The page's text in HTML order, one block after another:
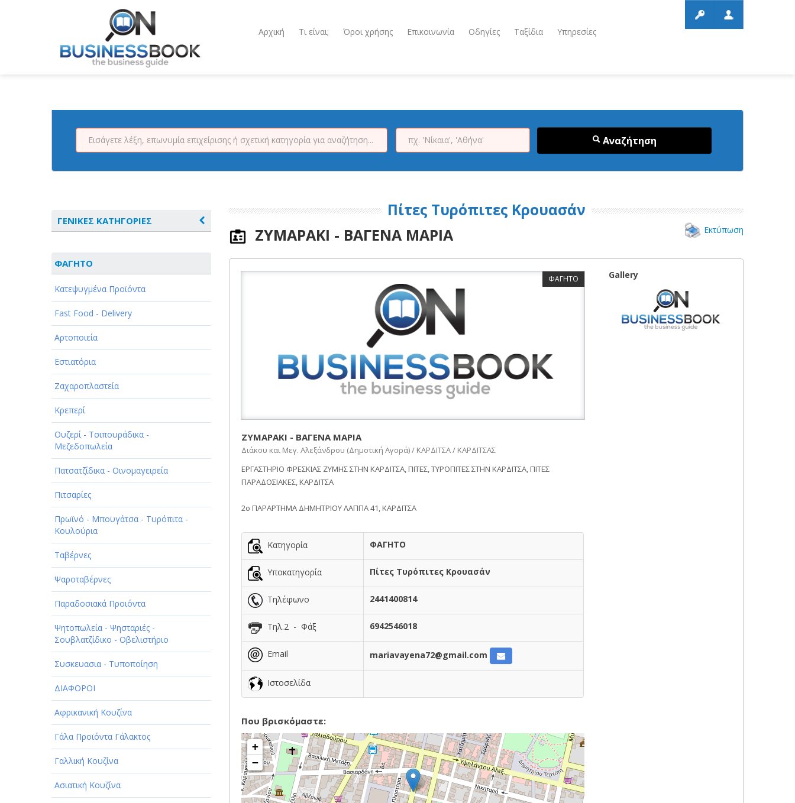
Αρχική Τι είναι; Όροι χρήσης Επικοινωνία Οδηγίες Ταξίδια Υπηρεσίες
Αναζήτηση
ΓΕΝΙΚΕΣ ΚΑΤΗΓΟΡΙΕΣ
ΑΘΛΗΤΙΣΜΟΣ
ΑΥΤΟΚΙΝΗΤΑ - ΜΗΧΑΝΕΣ - ΣΚΑΦΗ
ΔΙΑΣΚΕΔΑΣΗ - ΨΥΧΑΓΩΓΙΑ - ΤΕΧΝΕΣ
ΔΙΑΦΗΜΙΣΗ - ΜΜΕ
ΕΚΚΛΗΣΙΕΣ - ΦΙΛΑΝΘΡΩΠΙΚΑ
ΣΩΜΑΤΕΙΑ
ΕΚΠΑΙΔΕΥΣΗ - ΣΧΟΛΕΣ
ΕΜΠΟΡΙΟ - ΕΜΠΟΡΙΚΑ ΚΑΤΑΣΤΗΜΑΤΑ
ΕΡΓΟΣΤΑΣΙΑ - ΒΙΟΜΗΧΑΝΙΕΣ
ΞΕΝΟΔΟΧΕΙΑ - ΤΟΥΡΙΣΜΟΣ
ΟΜΟΡΦΙΑ
ΠΑΡΟΧΗ ΥΠΗΡΕΣΙΩΝ
ΤΕΧΝΙΚΑ - ΚΑΤΑΣΚΕΥΑΣΤΙΚΑ
ΤΕΧΝΟΛΟΓΙΑ
ΥΓΕΙΑ - ΙΑΤΡΟΙ
ΦΑΓΗΤΟ
ΦΑΓΗΤΟ
Κατεψυγμένα Προϊόντα
Fast Food - Delivery
Αρτοποιεία
Εστιατόρια
Ζαχαροπλαστεία
Κρεπερί
Ουζερί - Τσιπουράδικα -
Μεζεδοπωλεία
Πατσατζίδικα - Οινομαγειρεία
Πιτσαρίες
Πρωϊνό - Μπουγάτσα - Τυρόπιτα -
Κουλούρια
Ταβέρνες
Ψαροταβέρνες
Παραδοσιακά Προιόντα
Ψητοπωλεία - Ψησταριές -
Σουβλατζίδικο - Οβελιστήριο
Συσκευασια - Τυποποίηση
ΔΙΑΦΟΡΟΙ
Αφρικανική Κουζίνα
Γάλα Προϊόντα Γάλακτος
Γαλλική Κουζίνα
Ασιατική Κουζίνα
Πίτες Τυρόπιτες Κρουασάν
ΖΥΜΑΡΑΚΙ - ΒΑΓΕΝΑ ΜΑΡΙΑ Εκτύπωση
ΦΑΓΗΤΟ
ΖΥΜΑΡΑΚΙ - ΒΑΓΕΝΑ ΜΑΡΙΑ
Διάκου και Μεγ. Αλεξάνδρου (Δημοτική Αγορά) / ΚΑΡΔΙΤΣΑ / ΚΑΡΔΙΤΣΑΣ
ΕΡΓΑΣΤΗΡΙΟ ΦΡΕΣΚΙΑΣ ΖΥΜΗΣ ΣΤΗΝ ΚΑΡΔΙΤΣΑ, ΠΙΤΕΣ, ΤΥΡΟΠΙΤΕΣ ΣΤΗΝ ΚΑΡΔΙΤΣΑ, ΠΙΤΕΣ
ΠΑΡΑΔΟΣΙΑΚΕΣ, ΚΑΡΔΙΤΣΑ
2ο ΠΑΡΑΡΤΗΜΑ ΔΗΜΗΤΡΙΟΥ ΛΑΠΠΑ 41, ΚΑΡΔΙΤΣΑ
Κατηγορία ΦΑΓΗΤΟ
Υποκατηγορία Πίτες Τυρόπιτες Κρουασάν
Τηλέφωνο 2441400814
Τηλ.2 - Φάξ 6942546018
Email mariavayena72@gmail.com
Ιστοσελίδα
Που βρισκόμαστε:
+
−
Gallery